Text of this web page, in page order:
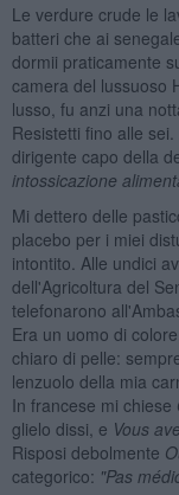
Le verdure crude le
batteri che ai
dormii praticamente
camera del lussuoso
lusso, fu anzi una
Resistetti fino alle
dirigente capo della
intossicazione
Mi dettero delle
placebo per i miei
intontito. Alle undici
dell'Agricoltura del
telefonarono
Era un uomo di
chiaro di pelle:
lenzuolo della mia
In francese mi chiese
glielo dissi, e Vous
Risposi debolmente
categorico: "Pas